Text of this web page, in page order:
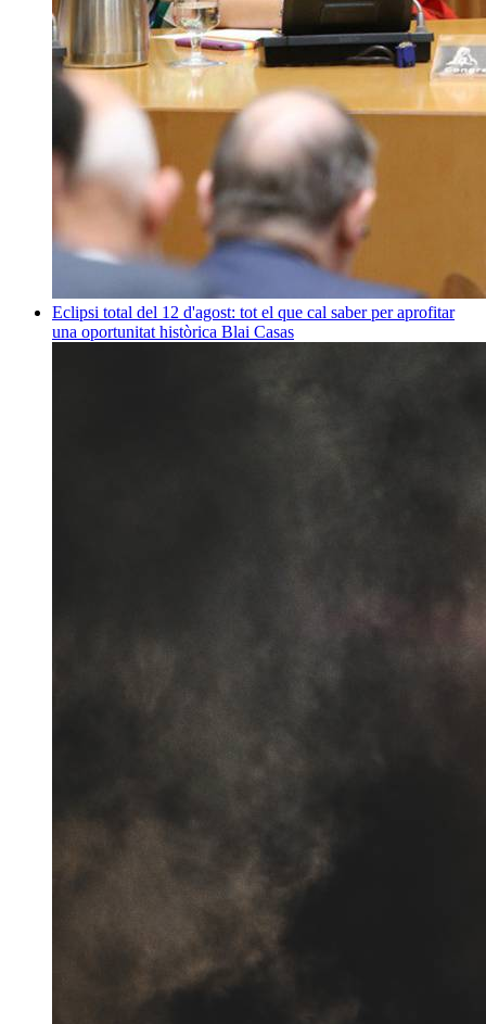
Eclipsi total del 12 d'agost: tot el que cal saber per aprofitar
una oportunitat històrica Blai Casas